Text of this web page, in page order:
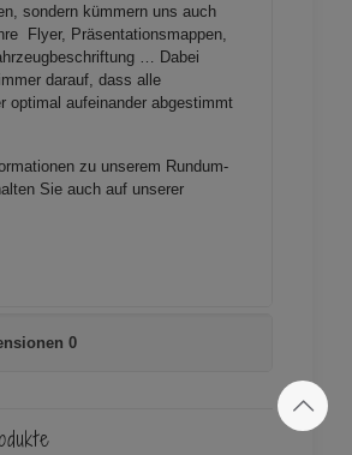
sondern kümmern uns auch
Flyer, Präsentationsmappen,
… Dabei
darauf,dass alle
optimalaufeinander abgestimmt
zu unserem Rundum-
Sie auch auf unserer
0